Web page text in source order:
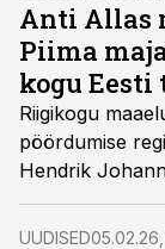
Anti Allas
Piima
kogu
Riigikogu
pöördumise
Hendrik
kriitilise
UUDISED05.02.26,